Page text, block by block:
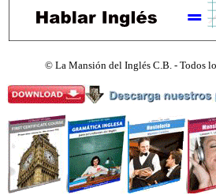
© La Mansión del Inglés C.B. - Todos